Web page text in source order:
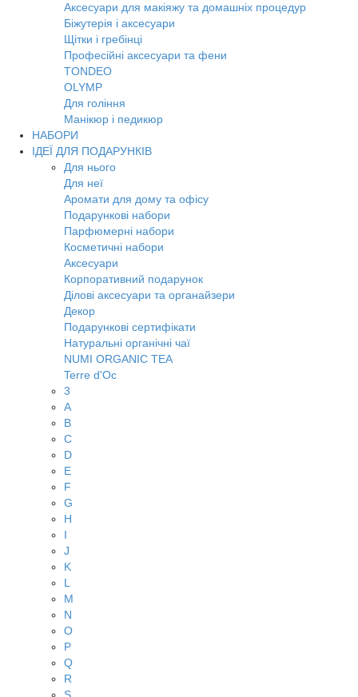
Аксесуари для макіяжу та домашніх процедур
Біжутерія і аксесуари
Щітки і гребінці
Професійні аксесуари та фени
TONDEO
OLYMP
Для гоління
Манікюр і педикюр
НАБОРИ
ІДЕЇ ДЛЯ ПОДАРУНКІВ
Для нього
Для неї
Аромати для дому та офісу
Подарункові набори
Парфюмерні набори
Косметичні набори
Аксесуари
Корпоративний подарунок
Ділові аксесуари та органайзери
Декор
Подарункові сертифікати
Натуральні органічні чаї
NUMI ORGANIC TEA
Terre d'Oc
3
A
B
C
D
E
F
G
H
I
J
K
L
M
N
O
P
Q
R